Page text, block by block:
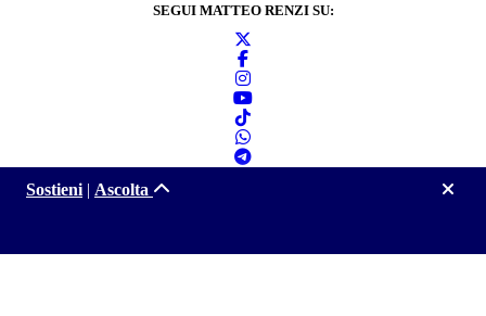
SEGUI MATTEO RENZI SU:
Sostieni | Ascolta